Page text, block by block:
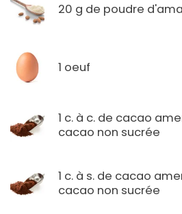
20 g de poudre
1 oeuf
1 c. à c. de cacao
cacao non sucrée
1 c. à s. de cacao
cacao non sucrée